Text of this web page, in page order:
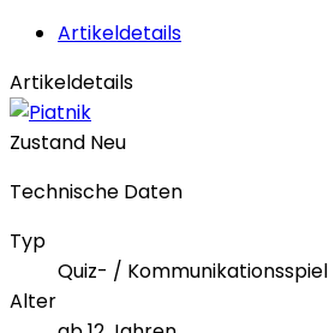
Artikeldetails
Artikeldetails
Zustand Neu
Technische Daten
Typ
Quiz- / Kommunikationsspiel
Alter